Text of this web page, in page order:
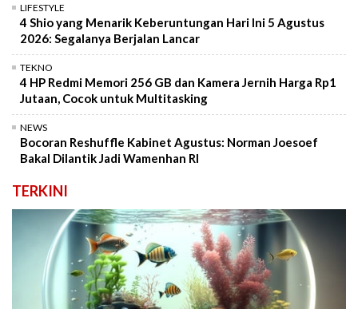
LIFESTYLE
4 Shio yang Menarik Keberuntungan Hari Ini 5 Agustus
2026: Segalanya Berjalan Lancar
TEKNO
4 HP Redmi Memori 256 GB dan Kamera Jernih Harga Rp1
Jutaan, Cocok untuk Multitasking
NEWS
Bocoran Reshuffle Kabinet Agustus: Norman Joesoef
Bakal Dilantik Jadi Wamenhan RI
TERKINI